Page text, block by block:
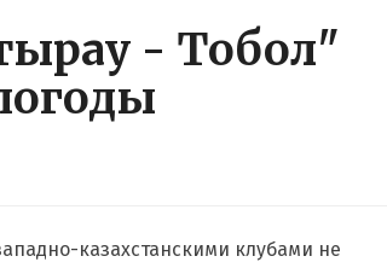
- Тобол"
казахстанскими клубами не